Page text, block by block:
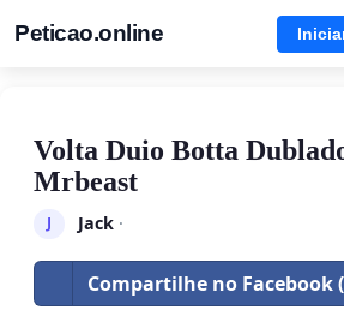
Peticao.online
Volta Duio Botta
Mrbeast
J Jack·
Compartilhe no Facebook